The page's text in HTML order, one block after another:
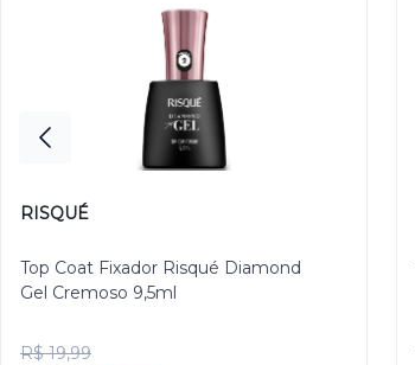
RISQUÉ
Top Coat Fixador Risqué Diamond
Gel Cremoso 9,5ml
R$ 19,99